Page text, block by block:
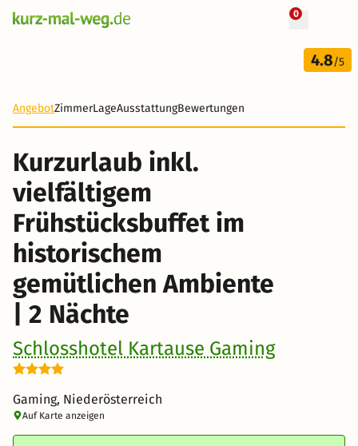
0
3 Tage
153 €
+ 26 Fotos
4.8/5
AngebotZimmerLageAusstattungBewertungen
Kurzurlaub inkl.
vielfältigem
Frühstücksbuffet im
historischem
gemütlichen Ambiente
| 2 Nächte
Schlosshotel Kartause Gaming
Gaming, Niederösterreich
Auf Karte anzeigen